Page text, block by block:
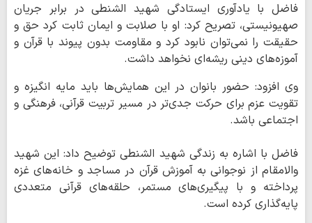
فاضل با یادآوری ایستادگی شهید الشنطی در برابر جریان
صهیونیستی، تصریح کرد: او با صلابت و ایمان ثابت کرد حق و
حقیقت را نمی‌توان نابود کرد و مقاومت بدون پیوند با قرآن و
آموزه‌های دینی ریشه‌ای نخواهد داشت.
وی افزود: حضور بانوان در این همایش‌ها باید مایه انگیزه و
تقویت عزم برای حرکت جدی‌تر در مسیر تربیت قرآنی، فرهنگی و
اجتماعی باشد.
فاضل با اشاره به زندگی شهید الشنطی توضیح داد: این شهید
والامقام از نوجوانی به آموزش قرآن در مساجد و خانه‌های غزه
پرداخته و با پیگیری‌های مستمر، حلقه‌های قرآنی متعددی
پایه‌گذاری کرده است.